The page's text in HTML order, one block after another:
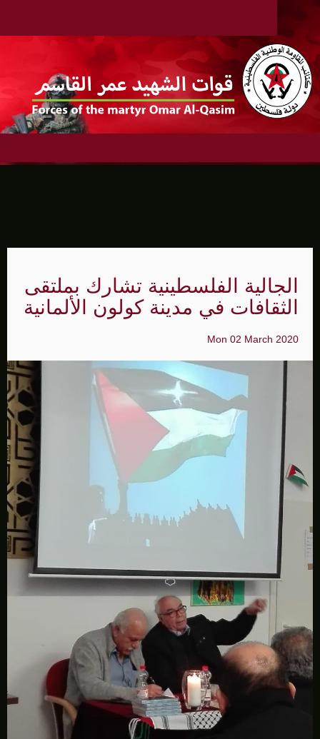
الجالية الفلسطينية تشارك بملتقى
الثقافات في مدينة كولون الألمانية
Mon 02 March 2020